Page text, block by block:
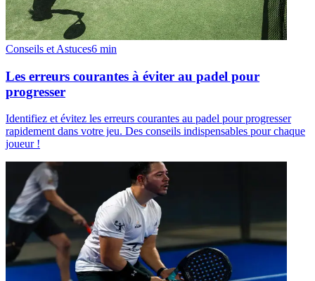
Conseils et Astuces6 min
Les erreurs courantes à éviter au padel pour
progresser
Identifiez et évitez les erreurs courantes au padel pour progresser
rapidement dans votre jeu. Des conseils indispensables pour chaque
joueur !